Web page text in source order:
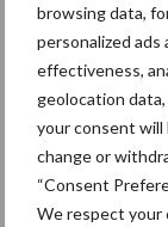
browsing data,
personalized ads
effectiveness,
geolocation
your consent will
change or
“Consent
We respect your